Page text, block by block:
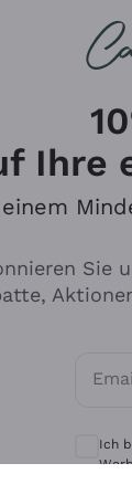
Ca' del
Ihre
Sie
Ich